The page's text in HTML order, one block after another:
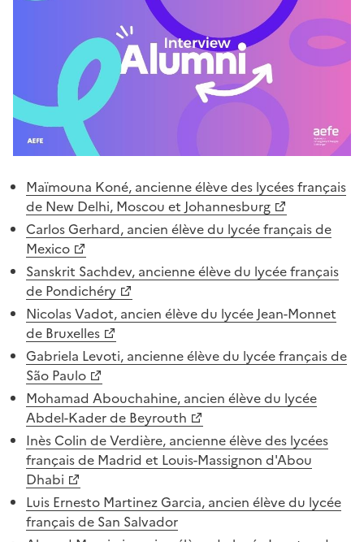
de
page
Maïmouna Koné, ancienne élève des lycées français
de New Delhi, Moscou et Johannesburg
Carlos Gerhard, ancien élève du lycée français de
Mexico
Sanskrit Sachdev, ancienne élève du lycée français
de Pondichéry
Nicolas Vadot, ancien élève du lycée Jean-Monnet
de Bruxelles
Gabriela Levoti, ancienne élève du lycée français de
São Paulo
Mohamad Abouchahine, ancien élève du lycée
Abdel-Kader de Beyrouth
Inès Colin de Verdière, ancienne élève des lycées
français de Madrid et Louis-Massignon d'Abou
Dhabi
Luis Ernesto Martinez Garcia, ancien élève du lycée
français de San Salvador